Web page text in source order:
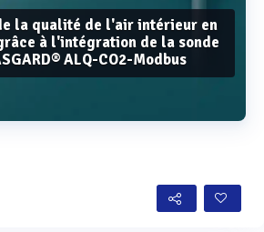
la qualité de l'air intérieur en
à l'intégration de la sonde
ALQ-CO2-Modbus